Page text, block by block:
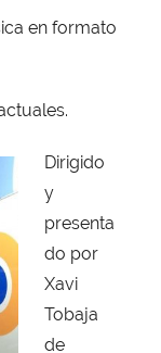
en formato
Dirigido
y
presenta
do por
Xavi
Tobaja
de